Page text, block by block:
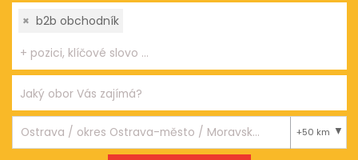
× b2b obchodník
+50 km